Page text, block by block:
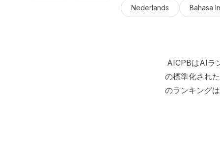
Nederlands Bahasa
AICPBはAIラ
の標準化され
のランキング